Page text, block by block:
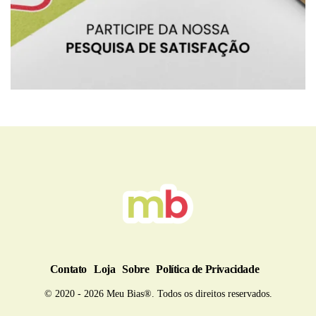
Contato Loja Sobre Política de Privacidade
© 2020 - 2026 Meu Bias®. Todos os direitos reservados.